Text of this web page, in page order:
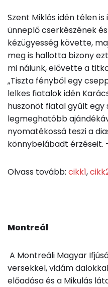
Szent Miklós idén télen
ünneplő cserkészének
kézügyesség követte,
meg is hallotta bizony
mi nálunk, elővette a
„Tiszta fényből egy
lelkes fiatalok idén
huszonöt fiatal gyűlt egy
legmeghatóbb
nyomatékossá teszi a
könnybelábadt érzéseit.
Olvass tovább: cikk1,
Montreál
A Montreáli Magyar
versekkel, vidám
előadása és a Mikulás